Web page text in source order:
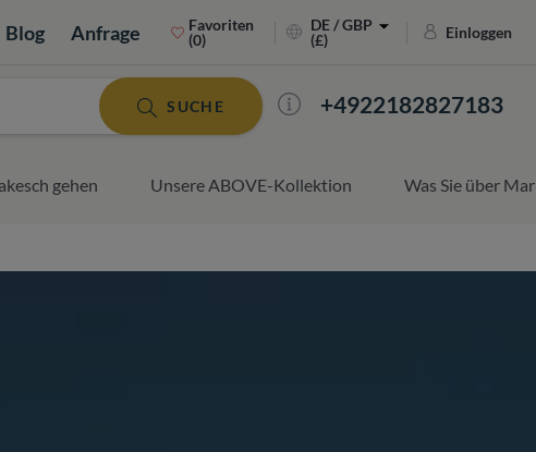
Blog Anfrage
Favoriten
(0)
DE / GBP
(£)
Einloggen
+4922182827183
SUCHE
gehen Unsere ABOVE-Kollektion Was Sie über